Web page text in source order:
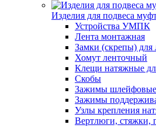
Изделия для подвеса
Устройства УМПК
Лента монтажная
Замки (скрепы)
Хомут ленточный
Клещи натяжные
Скобы
Зажимы шлейфовые
Зажимы
Узлы крепления
Вертлюги, стяжки,